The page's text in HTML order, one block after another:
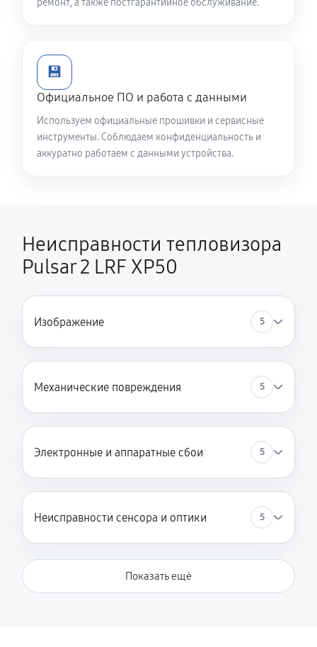
ремонт, а также постгарантийное обслуживание.
💾
Официальное ПО и работа с данными
Используем официальные прошивки и сервисные
инструменты. Соблюдаем конфиденциальность и
аккуратно работаем с данными устройства.
Неисправности тепловизора
Pulsar 2 LRF XP50
Изображение 5
Механические повреждения 5
Электронные и аппаратные сбои 5
Неисправности сенсора и оптики 5
Показать ещё